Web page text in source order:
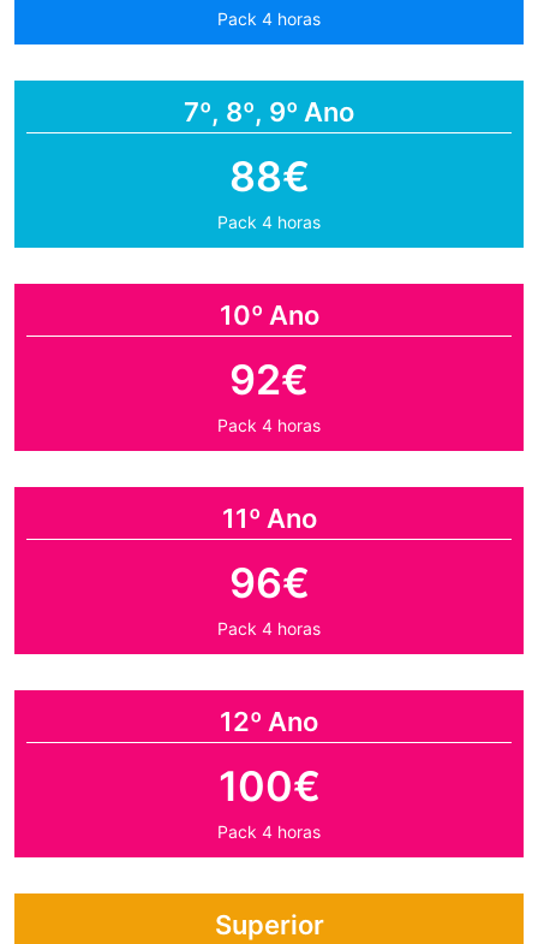
Pack 4 horas
7º, 8º, 9º Ano
88€
Pack 4 horas
10º Ano
92€
Pack 4 horas
11º Ano
96€
Pack 4 horas
12º Ano
100€
Pack 4 horas
Superior